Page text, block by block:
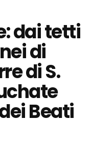
dai tetti
di
di S.
Beati